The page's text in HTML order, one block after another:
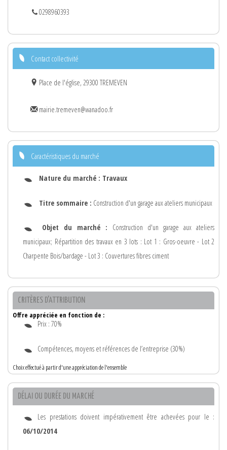
0298960393
Contact collectivité
Place de l'église, 29300 TREMEVEN
mairie.tremeven@wanadoo.fr
Caractéristiques du marché
Nature du marché : Travaux
Titre sommaire : Construction d'un garage aux ateliers municipaux
Objet du marché : Construction d'un garage aux ateliers
municipaux; Répartition des travaux en 3 lots : Lot 1 : Gros-oeuvre - Lot 2
Charpente Bois/bardage - Lot 3 : Couvertures fibres ciment
CRITÈRES D'ATTRIBUTION
Offre appréciée en fonction de :
Prix : 70%
Compétences, moyens et références de l’entreprise (30%)
Choix effectué à partir d'une appréciation de l'ensemble
DÉLAI OU DURÉE DU MARCHÉ
Les prestations doivent impérativement être achevées pour le :
06/10/2014